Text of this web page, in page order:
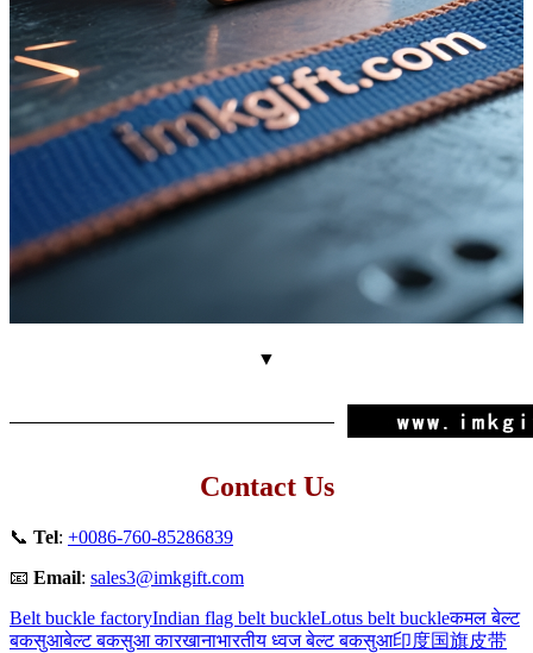
▼
Contact Us
📞 Tel: +0086-760-85286839
📧 Email: sales3@imkgift.com
Belt buckle factoryIndian flag belt buckleLotus belt buckleकमल बेल्ट
बकसुआबेल्ट बकसुआ कारखानाभारतीय ध्वज बेल्ट बकसुआ印度国旗皮带